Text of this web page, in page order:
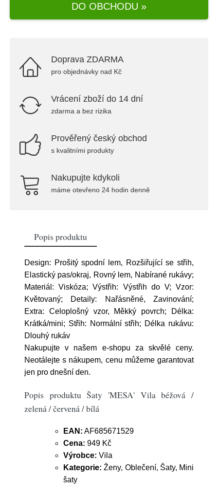
DO OBCHODU »
Doprava ZDARMA
pro objednávky nad Kč
Vrácení zboží do 14 dní
zdarma a bez rizika
Prověřený český obchod
s kvalitními produkty
Nakupujte kdykoli
máme otevřeno 24 hodin denně
Popis produktu
Design: Prošitý spodní lem, Rozšiřující se střih,
Elastický pas/okraj, Rovný lem, Nabírané rukávy;
Materiál: Viskóza; Výstřih: Výstřih do V; Vzor:
Květovaný; Detaily: Nařásněné, Zavinování;
Extra: Celoplošný vzor, Měkký povrch; Délka:
Krátká/mini; Střih: Normální střih; Délka rukávu:
Dlouhý rukáv
Nakupujte v našem e-shopu za skvělé ceny.
Neotálejte s nákupem, cenu můžeme garantovat
jen pro dnešní den.
Popis produktu Šaty 'MESA' Vila béžová /
zelená / červená / bílá
EAN: AF685671529
Cena: 949 Kč
Výrobce: Vila
Kategorie: Ženy, Oblečení, Šaty, Mini
šaty